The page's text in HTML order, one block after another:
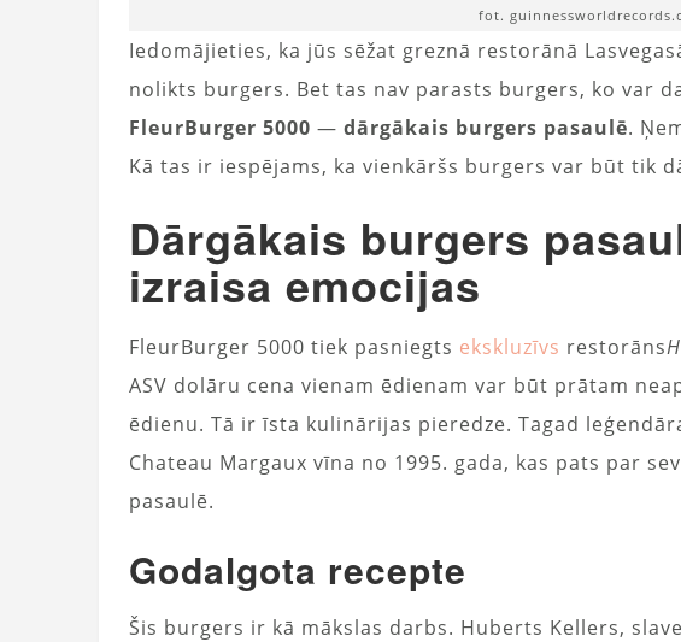
fot.
Iedomājieties, ka jūs sēžat greznā restorānā
nolikts burgers. Bet tas nav parasts burgers, ko var
FleurBurger 5000 — dārgākais burgers pasaulē.
Kā tas ir iespējams, ka vienkāršs burgers var būt tik
Dārgākais burgers
izraisa emocijas
FleurBurger 5000 tiek pasniegts ekskluzīvs restorāns
ASV dolāru cena vienam ēdienam var būt prātam
ēdienu. Tā ir īsta kulinārijas pieredze. Tagad
Chateau Margaux vīna no 1995. gada, kas pats par
pasaulē.
Godalgota recepte
Šis burgers ir kā mākslas darbs. Huberts Kellers,